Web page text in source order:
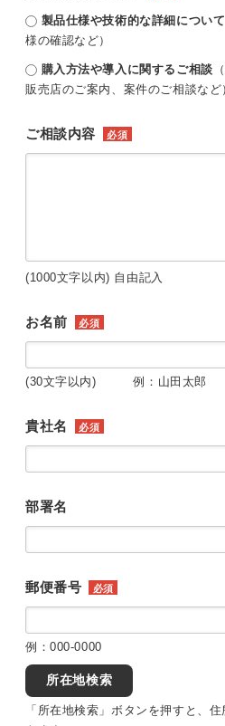
製品仕様や技術的な詳細について
様の確認など）
購入方法や導入に関するご相談
販売店のご案内、案件のご相談など
ご相談内容 必須
(1000文字以内) 自由記入
お名前 必須
(30文字以内) 例：山田太郎
貴社名 必須
部署名
郵便番号 必須
例：000-0000
所在地検索
「所在地検索」ボタンを押すと、